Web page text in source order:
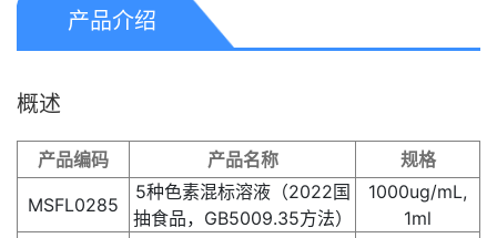
产品介绍
概述
产品编码 产品名称 规格
MSFL0285
5种色素混标溶液（2022国
抽食品，GB5009.35方法）
1000ug/mL,
1ml